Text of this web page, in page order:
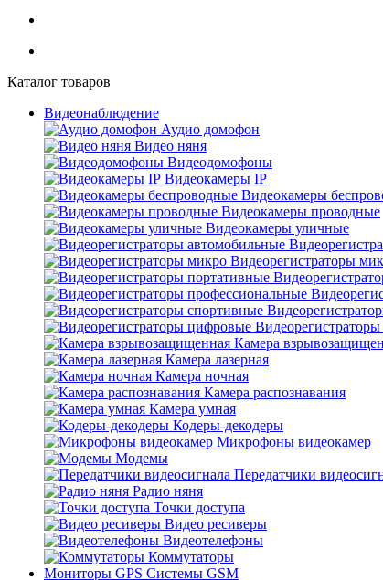
Каталог товаров
Видеонаблюдение
Аудио домофон
Видео няня
Видеодомофоны
Видеокамеры IP
Видеокамеры
Видеокамеры проводные
Видеокамеры уличные
Видеорегистраторы
Камера
Камера лазерная
Камера ночная
Камера распознавания
Камера умная
Кодеры-декодеры
Микрофоны видеокамер
Модемы
Передатчики
Радио няня
Точки доступа
Видео ресиверы
Видеотелефоны
Коммутаторы
Мониторы GPS Системы GSM